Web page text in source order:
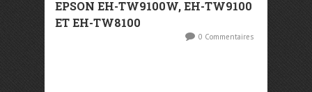
EPSON EH-TW9100W, EH-TW9100
ET EH-TW8100
0 Commentaires